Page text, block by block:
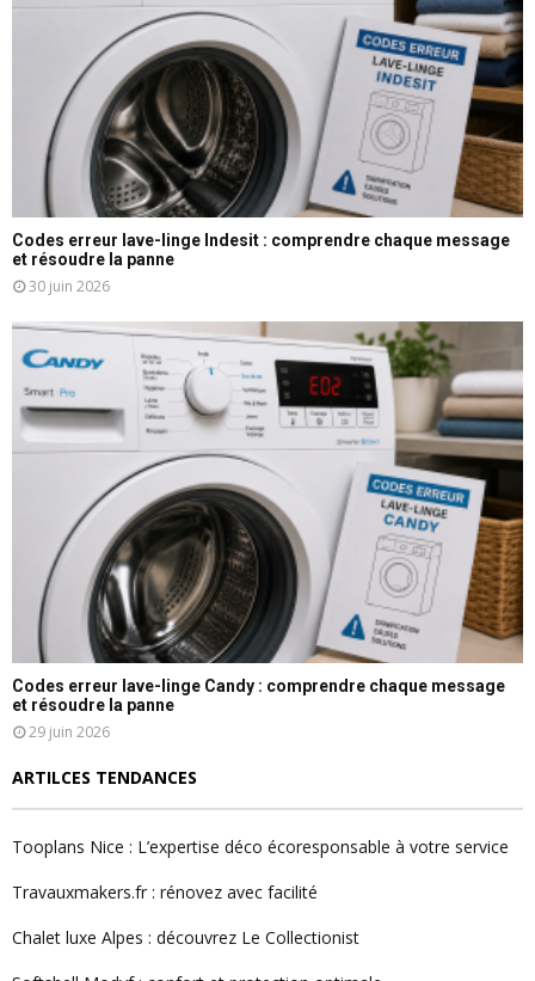
Codes erreur lave-linge Indesit : comprendre chaque message
et résoudre la panne
30 juin 2026
Codes erreur lave-linge Candy : comprendre chaque message
et résoudre la panne
29 juin 2026
ARTILCES TENDANCES
Tooplans Nice : L’expertise déco écoresponsable à votre service
Travauxmakers.fr : rénovez avec facilité
Chalet luxe Alpes : découvrez Le Collectionist